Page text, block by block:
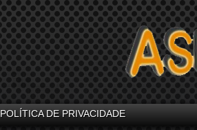
POLÍTICA DE PRIVACIDADE